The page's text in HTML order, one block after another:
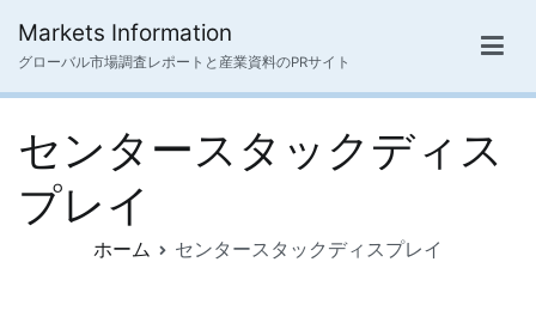
ス
Markets Information
グローバル市場調査レポートと産業資料のPRサイト
センタースタックディス
プレイ
ホーム センタースタックディスプレイ